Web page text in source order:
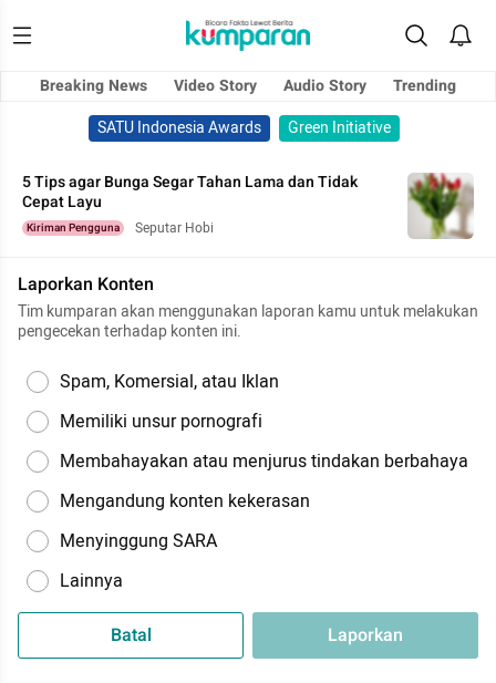
Breaking News Video Story Audio Story
Trending
SATU Indonesia Awards
Green Initiative
5 Tips agar Bunga Segar Tahan Lama dan Tidak
Cepat Layu
Kiriman Pengguna Seputar Hobi
Laporkan Konten
Tim kumparan akan menggunakan laporan kamu untuk melakukan
pengecekan terhadap konten ini.
Spam, Komersial, atau Iklan
Memiliki unsur pornografi
Membahayakan atau menjurus tindakan berbahaya
Mengandung konten kekerasan
Menyinggung SARA
Lainnya
Batal Laporkan